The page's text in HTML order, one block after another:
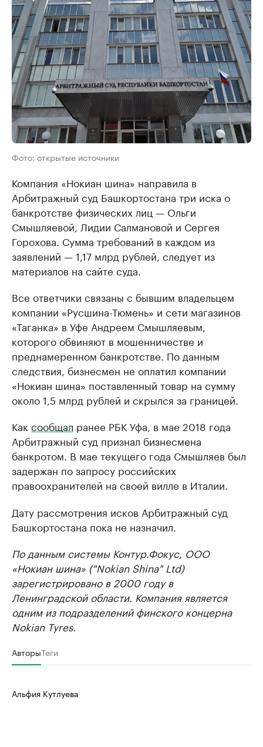
Фото: открытые источники
Компания «Нокиан шина» направила в
Арбитражный суд Башкортостана три иска о
банкротстве физических лиц — Ольги
Смышляевой, Лидии Салмановой и Сергея
Горохова. Сумма требований в каждом из
заявлений — 1,17 млрд рублей, следует из
материалов на сайте суда.
Все ответчики связаны с бывшим владельцем
компании «Русшина-Тюмень» и сети магазинов
«Таганка» в Уфе Андреем Смышляевым,
которого обвиняют в мошенничестве и
преднамеренном банкротстве. По данным
следствия, бизнесмен не оплатил компании
«Нокиан шина» поставленный товар на сумму
около 1,5 млрд рублей и скрылся за границей.
Как сообщал ранее РБК Уфа, в мае 2018 года
Арбитражный суд признал бизнесмена
банкротом. В мае текущего года Смышляев был
задержан по запросу российских
правоохранителей на своей вилле в Италии.
Дату рассмотрения исков Арбитражный суд
Башкортостана пока не назначил.
По данным системы Контур.Фокус, ООО
«Нокиан шина» ("Nokian Shina" Ltd)
зарегистрировано в 2000 году в
Ленинградской области. Компания является
одним из подразделений финского концерна
Nokian Tyres.
АвторыТеги
Альфия Кутлуева